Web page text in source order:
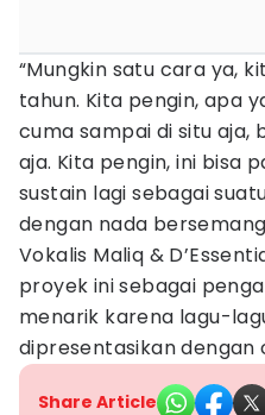
“Mungkin satu cara ya,
tahun. Kita pengin, apa
cuma sampai di situ aja,
aja. Kita pengin, ini bisa
sustain lagi sebagai
dengan nada
Vokalis Maliq &
proyek ini sebagai
menarik karena lagu-
dipresentasikan dengan
Share Article